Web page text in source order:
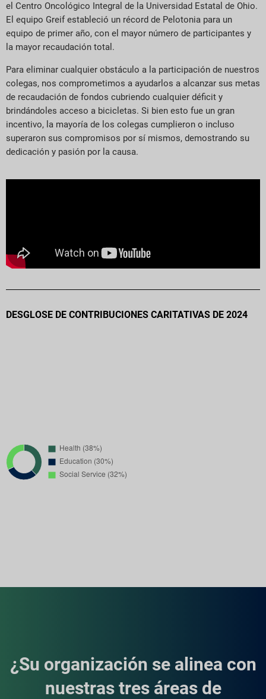
el Centro Oncológico Integral de la Universidad Estatal de Ohio.
El equipo Greif estableció un récord de Pelotonia para un
equipo de primer año, con el mayor número de participantes y
la mayor recaudación total.
Para eliminar cualquier obstáculo a la participación de nuestros
colegas, nos comprometimos a ayudarlos a alcanzar sus metas
de recaudación de fondos cubriendo cualquier déficit y
brindándoles acceso a bicicletas. Si bien esto fue un gran
incentivo, la mayoría de los colegas cumplieron o incluso
superaron sus compromisos por sí mismos, demostrando su
dedicación y pasión por la causa.
DESGLOSE DE CONTRIBUCIONES CARITATIVAS DE 2024
¿Su organización se alinea con
nuestras tres áreas de